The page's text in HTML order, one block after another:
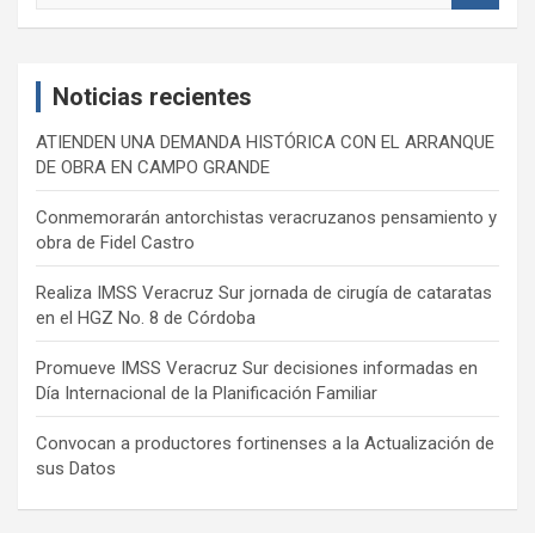
Noticias recientes
ATIENDEN UNA DEMANDA HISTÓRICA CON EL ARRANQUE
DE OBRA EN CAMPO GRANDE
Conmemorarán antorchistas veracruzanos pensamiento y
obra de Fidel Castro
Realiza IMSS Veracruz Sur jornada de cirugía de cataratas
en el HGZ No. 8 de Córdoba
Promueve IMSS Veracruz Sur decisiones informadas en
Día Internacional de la Planificación Familiar
Convocan a productores fortinenses a la Actualización de
sus Datos